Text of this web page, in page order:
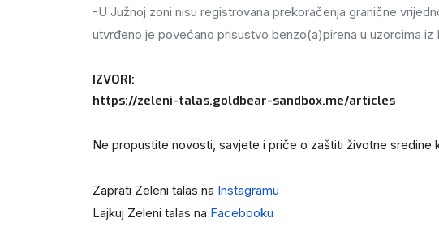
-U Južnoj zoni nisu registrovana prekoračenja granične
utvrđeno je povećano prisustvo benzo(a)pirena u uzorcima
IZVORI:
https://zeleni-talas.goldbear-sandbox.me/articles
Ne propustite novosti, savjete i priče o zaštiti životne sredine
Zaprati Zeleni talas na Instagramu
Lajkuj Zeleni talas na Facebooku